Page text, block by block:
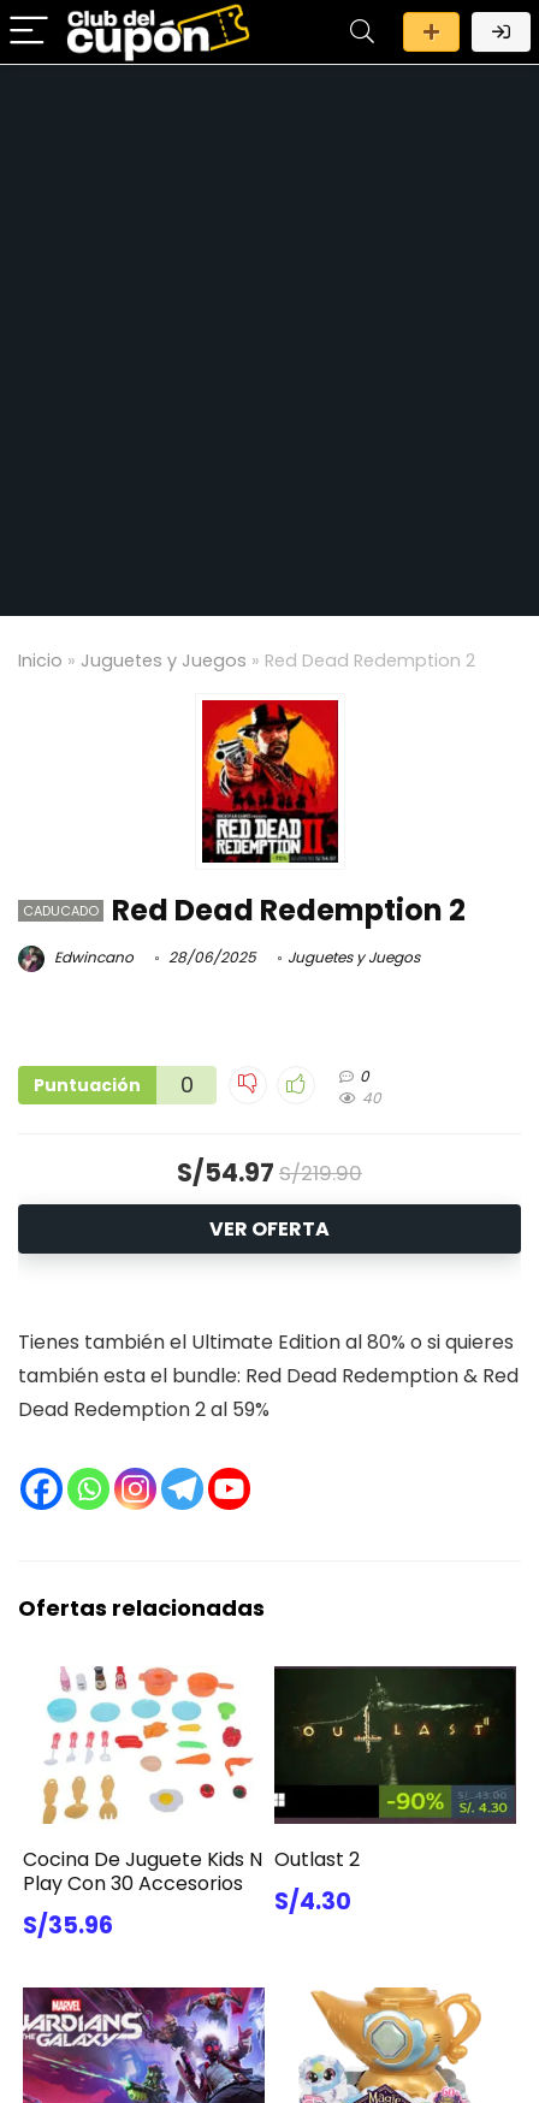
Inicio » Juguetes y Juegos » Red Dead Redemption 2
CADUCADO Red Dead Redemption 2
Edwincano 28/06/2025 Juguetes y Juegos
Puntuación 0
0
40
S/54.97 S/219.90
VER OFERTA
Tienes también el Ultimate Edition al 80% o si quieres
también esta el bundle: Red Dead Redemption & Red
Dead Redemption 2 al 59%
Ofertas relacionadas
Cocina De Juguete Kids N
Play Con 30 Accesorios
S/35.96
Outlast 2
S/4.30